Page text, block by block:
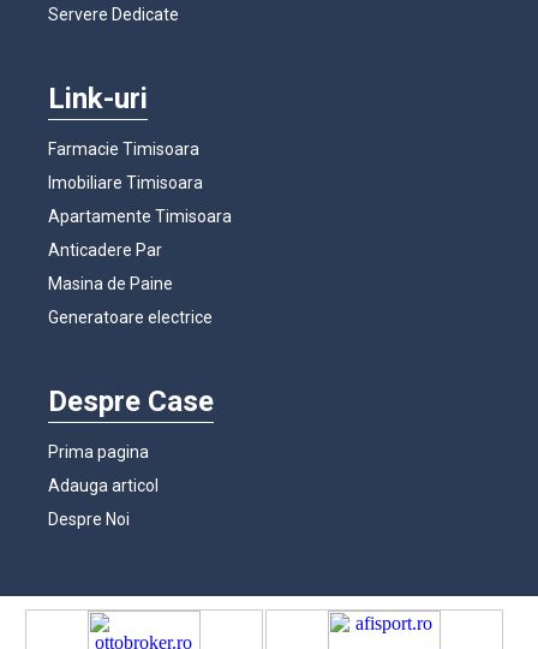
Servere Dedicate
Link-uri
Farmacie Timisoara
Imobiliare Timisoara
Apartamente Timisoara
Anticadere Par
Masina de Paine
Generatoare electrice
Despre Case
Prima pagina
Adauga articol
Despre Noi